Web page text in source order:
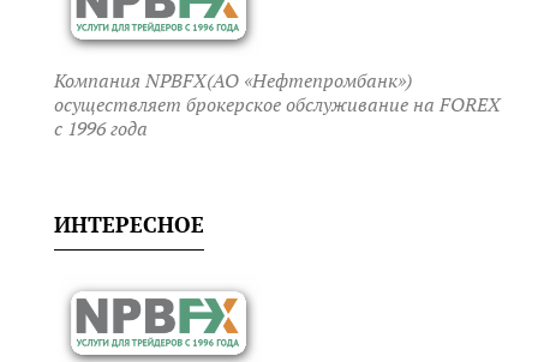
Компания NPBFX(АО «Нефтепромбанк»)
осуществляет брокерское обслуживание на FOREX
c 1996 года
ИНТЕРЕСНОЕ